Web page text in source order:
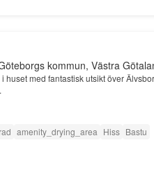
kommun, Västra
huset med fantastisk utsikt över
.
amenity_drying_area Hiss Bastu